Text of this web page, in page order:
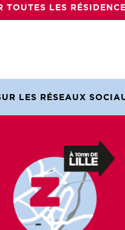
TOUTES LES
LES RÉSEAUX